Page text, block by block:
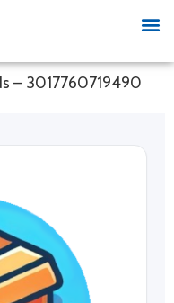
– 3017760719490